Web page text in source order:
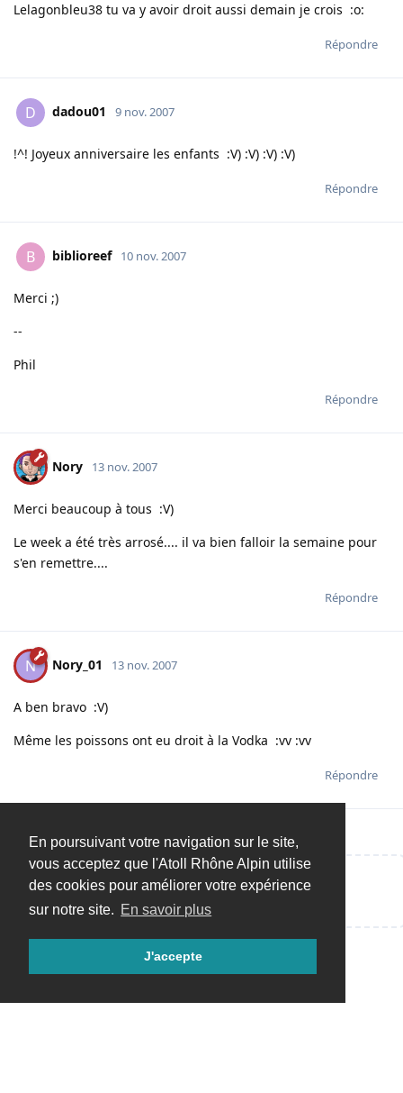
En poursuivant votre navigation sur le site,
vous acceptez que l'Atoll Rhône Alpin utilise
des cookies pour améliorer votre expérience
sur notre site. En savoir plus
J'accepte
Lelagonbleu38 tu va y avoir droit aussi demain je crois :o:
Répondre
D dadou01 9 nov. 2007
!^! Joyeux anniversaire les enfants :V) :V) :V) :V)
Répondre
B biblioreef 10 nov. 2007
Merci ;)
--
Phil
Répondre
Nory 13 nov. 2007
Merci beaucoup à tous :V)
Le week a été très arrosé.... il va bien falloir la semaine pour
s'en remettre....
Répondre
N Nory_01 13 nov. 2007
A ben bravo :V)
Même les poissons ont eu droit à la Vodka :vv :vv
Répondre
Répondre…